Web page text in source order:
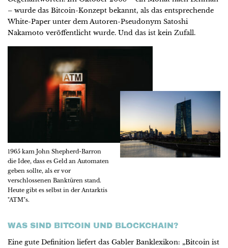
– wurde das Bitcoin-Konzept bekannt, als das entsprechende
White-Paper unter dem Autoren-Pseudonym Satoshi
Nakamoto veröffentlicht wurde. Und das ist kein Zufall.
1965 kam John Shepherd-Barron
die Idee, dass es Geld an Automaten
geben sollte, als er vor
verschlossenen Banktüren stand.
Heute gibt es selbst in der Antarktis
"ATM"s.
WAS SIND BITCOIN UND BLOCKCHAIN?
Eine gute Definition liefert das Gabler Banklexikon: „Bitcoin ist